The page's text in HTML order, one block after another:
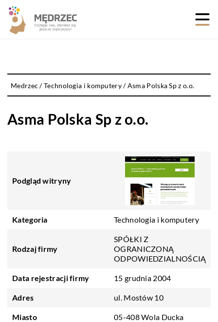
Medrzec /Technologia i komputery/Asma Polska Sp z o.o.
Asma Polska Sp z o.o.
Podgląd witryny
Kategoria Technologia i komputery
Rodzaj firmy
SPÓŁKI Z
OGRANICZONĄ
ODPOWIEDZIALNOŚCIĄ
Data rejestracji firmy 15 grudnia 2004
Adres ul. Mostów 10
Miasto 05-408 Wola Ducka